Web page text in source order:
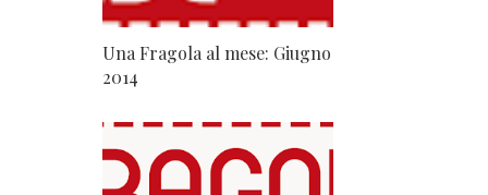
Una Fragola al mese: Giugno
2014